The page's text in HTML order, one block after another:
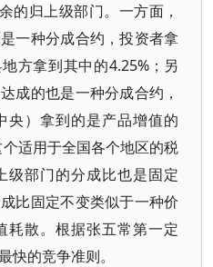
的归上级部门。一方面，
一种分成合约，投资者拿
方拿到其中的4.25%；另
成的也是一种分成合约，
央）拿到的是产品增值的
适用于全国各个地区的税
级部门的分成比也是固定
比固定不变类似于一种价
耗散。根据张五常第一定
快的竞争准则。